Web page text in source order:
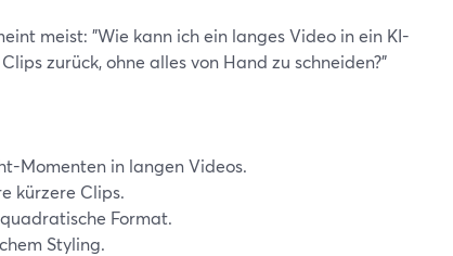
meist: "Wie kann ich ein langes Video in ein KI-
zurück, ohne alles von Hand zu schneiden?"
Momenten in langen Videos.
kürzere Clips.
Format.
Styling.